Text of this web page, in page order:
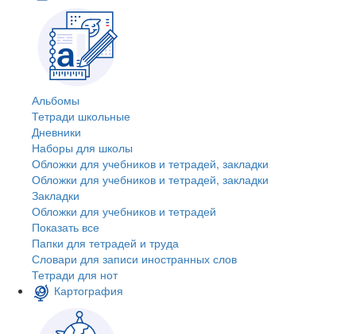
Альбомы
Тетради школьные
Дневники
Наборы для школы
Обложки для учебников и тетрадей, закладки
Обложки для учебников и тетрадей, закладки
Закладки
Обложки для учебников и тетрадей
Показать все
Папки для тетрадей и труда
Словари для записи иностранных слов
Тетради для нот
Картография